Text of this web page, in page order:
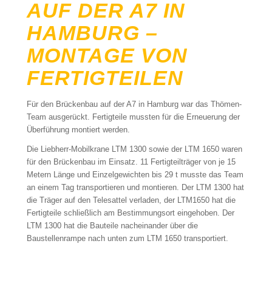
AUF DER A7 IN
HAMBURG –
MONTAGE VON
FERTIGTEILEN
Für den Brückenbau auf der A7 in Hamburg war das Thömen-
Team ausgerückt. Fertigteile mussten für die Erneuerung der
Überführung montiert werden.
Die Liebherr-Mobilkrane LTM 1300 sowie der LTM 1650 waren
für den Brückenbau im Einsatz. 11 Fertigteilträger von je 15
Metern Länge und Einzelgewichten bis 29 t musste das Team
an einem Tag transportieren und montieren. Der LTM 1300 hat
die Träger auf den Telesattel verladen, der LTM1650 hat die
Fertigteile schließlich am Bestimmungsort eingehoben. Der
LTM 1300 hat die Bauteile nacheinander über die
Baustellenrampe nach unten zum LTM 1650 transportiert.